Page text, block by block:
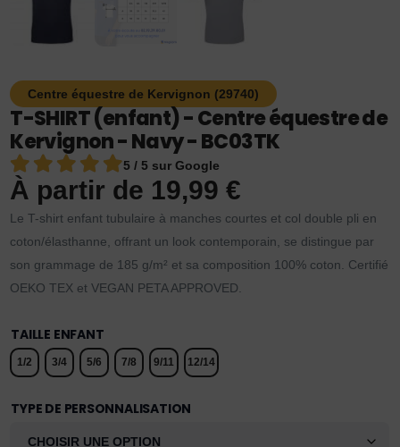
Centre équestre de Kervignon (29740)
T-SHIRT (enfant) - Centre équestre de
Kervignon - Navy - BC03TK
5 / 5 sur Google
À partir de 19,99€
Le T-shirt enfant tubulaire à manches courtes et col double pli en
coton/élasthanne, offrant un look contemporain, se distingue par
son grammage de 185 g/m² et sa composition 100% coton. Certifié
OEKO TEX et VEGAN PETA APPROVED.
TAILLE ENFANT
1/2 3/4 5/6 7/8 9/11 12/14
TYPE DE PERSONNALISATION